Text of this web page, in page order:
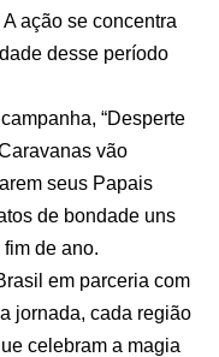
ação se concentra
desse período
“Desperte
vão
seus Papais
de bondade uns
de ano.
em parceria com
jornada, cada região
celebram a magia